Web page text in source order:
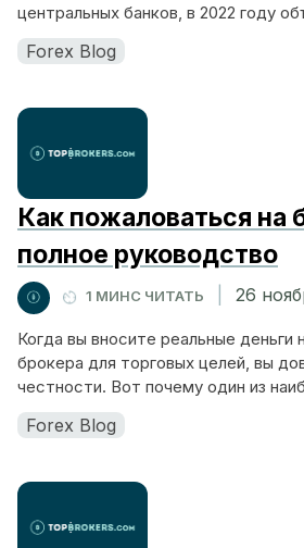
центральных банков, в 2022 году
Forex Blog
Как пожаловаться на
полное руководство
1 МИНС ЧИТАТЬ 26
Когда вы вносите реальные деньги
брокера для торговых целей, вы
честности. Вот почему один из
Forex Blog